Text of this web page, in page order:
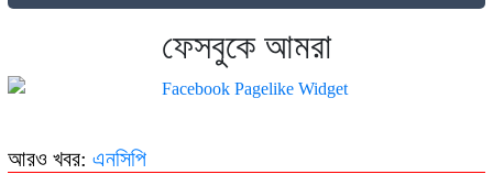
২৭০ বিলিয়ন ডলার! কার কাছে এই বিশাল ক্ষতিপূরণ চাইছে ইরান?
মতামত আহ্বান
ফেসবুকে আমরা
আরও খবর: এনসিপি